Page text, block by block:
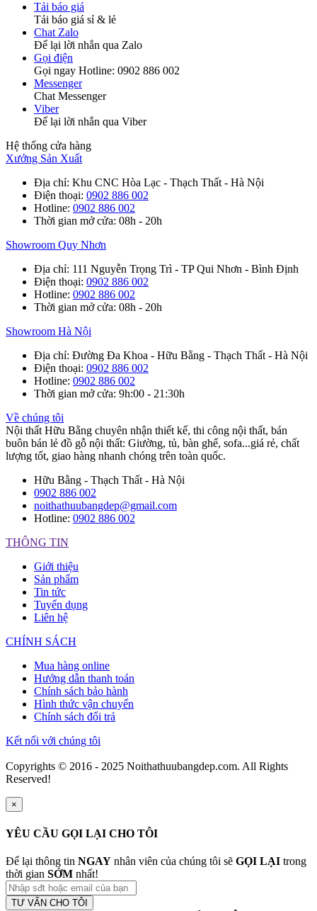
Tải báo giá
Tải báo giá sỉ & lẻ
Chat Zalo
Để lại lời nhắn qua Zalo
Gọi điện
Gọi ngay Hotline: 0902 886 002
Messenger
Chat Messenger
Viber
Để lại lời nhắn qua Viber
Hệ thống cửa hàng
Xưởng Sản Xuất
Địa chỉ: Khu CNC Hòa Lạc - Thạch Thất - Hà Nội
Điện thoại: 0902 886 002
Hotline: 0902 886 002
Thời gian mở cửa: 08h - 20h
Showroom Quy Nhơn
Địa chỉ: 111 Nguyễn Trọng Trì - TP Qui Nhơn - Bình Định
Điện thoại: 0902 886 002
Hotline: 0902 886 002
Thời gian mở cửa: 08h - 20h
Showroom Hà Nội
Địa chỉ: Đường Đa Khoa - Hữu Bằng - Thạch Thất - Hà Nội
Điện thoại: 0902 886 002
Hotline: 0902 886 002
Thời gian mở cửa: 9h:00 - 21:30h
Về chúng tôi
Nội thất Hữu Bằng chuyên nhận thiết kế, thi công nội thất, bán
buôn bán lẻ đồ gỗ nội thất: Giường, tủ, bàn ghế, sofa...giá rẻ, chất
lượng tốt, giao hàng nhanh chóng trên toàn quốc.
Hữu Bằng - Thạch Thất - Hà Nội
0902 886 002
noithathuubangdep@gmail.com
Hotline: 0902 886 002
THÔNG TIN
Giới thiệu
Sản phẩm
Tin tức
Tuyển dụng
Liên hệ
CHÍNH SÁCH
Mua hàng online
Hướng dẫn thanh toán
Chính sách bảo hành
Hình thức vận chuyển
Chính sách đổi trả
Kết nối với chúng tôi
Copyrights © 2016 - 2025 Noithathuubangdep.com. All Rights
Reserved!
×
YÊU CẦU GỌI LẠI CHO TÔI
Để lại thông tin NGAY nhân viên của chúng tôi sẽ GỌI LẠI trong
thời gian SỚM nhất!
TƯ VẤN CHO TÔI